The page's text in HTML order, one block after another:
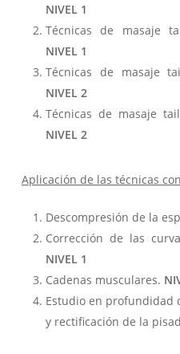
NIVEL 1
Técnicas de masaje
NIVEL 1
Técnicas de masaje
NIVEL 2
Técnicas de masaje
NIVEL 2
Aplicación de las técnicas
Descompresión de la
Corrección de las
NIVEL 1
Cadenas musculares.
Estudio en profundidad
y rectificación de la